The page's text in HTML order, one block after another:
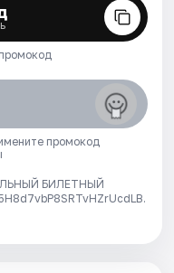
промокод
БИЛЕТНЫЙ